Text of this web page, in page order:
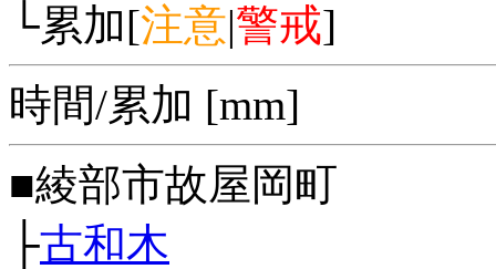
└累加[注意|警戒]
時間/累加 [mm]
■綾部市故屋岡町
├古和木